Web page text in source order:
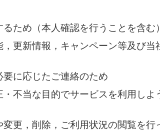
ため（本人確認を行うことを含む）
更新情報，キャンペーン等及び
に応じたご連絡のため
不当な目的でサービスを利用し
更，削除，ご利用状況の閲覧を行